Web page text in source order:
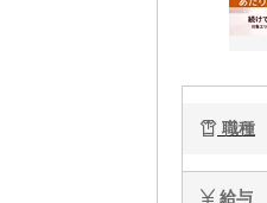
職種
給与